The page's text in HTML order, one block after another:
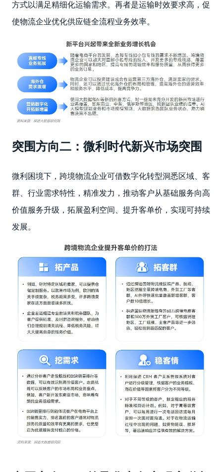
方式以满足精细化运输需求。再者是运输时效要求高，促
使物流企业优化供应链全流程业务效率。
突围方向二：微利时代新兴市场突围
微利困境下，跨境物流企业可借数字化转型洞悉区域、客
群、行业需求特性，精准发力，推动客户从基础服务向高
价值服务升级，拓展盈利空间、提升客单价，实现可持续
发展。